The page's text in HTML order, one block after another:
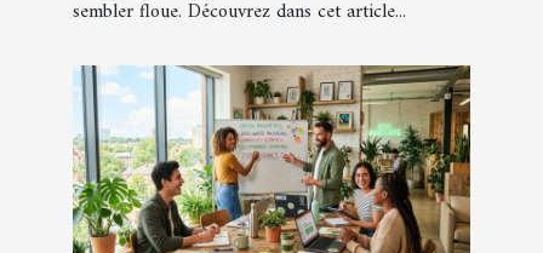
sembler floue. Découvrez dans cet article...